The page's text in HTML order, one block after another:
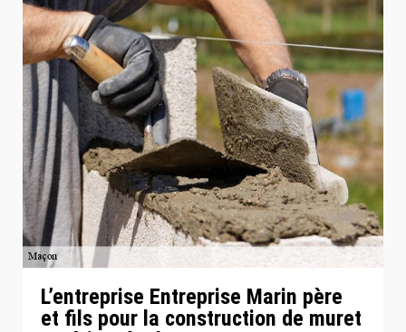
L’entreprise Entreprise Marin père
et fils pour la construction de muret